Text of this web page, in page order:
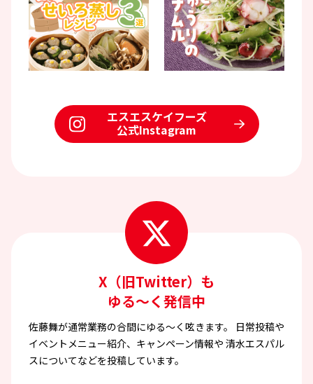
エスエスケイフーズ
公式Instagram
X（旧Twitter）も
ゆる～く発信中
佐藤舞が通常業務の合間にゆる〜く呟きます。
日常投稿や
イベントメニュー紹介、キャンペーン情報や 清水エスパル
スについてなどを投稿しています。